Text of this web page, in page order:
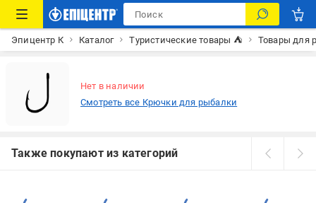
Эпицентр К Каталог Туристические товары ⛺ Товары для
Нет в наличии
Смотреть все Крючки для рыбалки
Также покупают из категорий